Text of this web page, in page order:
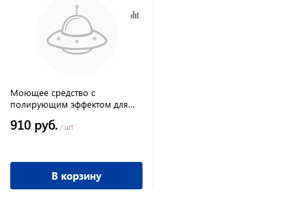
Моющее средство с
полирующим эффектом для
910 руб. / шт
В корзину